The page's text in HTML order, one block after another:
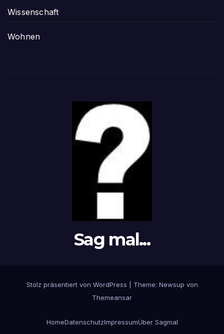
Wissenschaft
Wohnen
Sag mal...
Stolz präsentiert von WordPress
Theme: Newsup von
Themeansar
HomeDatenschutzImpressumÜber Sagmal